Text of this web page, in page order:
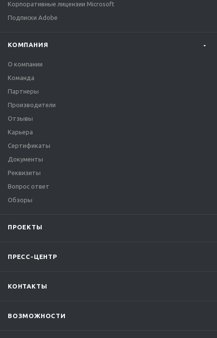
Корпоративные лицензии Microsoft
Подписки Adobe
КОМПАНИЯ
О компании
Команда
Партнеры
Производители
Отзывы
Карьера
Сертификаты
Документы
Реквизиты
Вопрос ответ
Обзоры
ПРОЕКТЫ
ПРЕСС-ЦЕНТР
КОНТАКТЫ
ВОЗМОЖНОСТИ